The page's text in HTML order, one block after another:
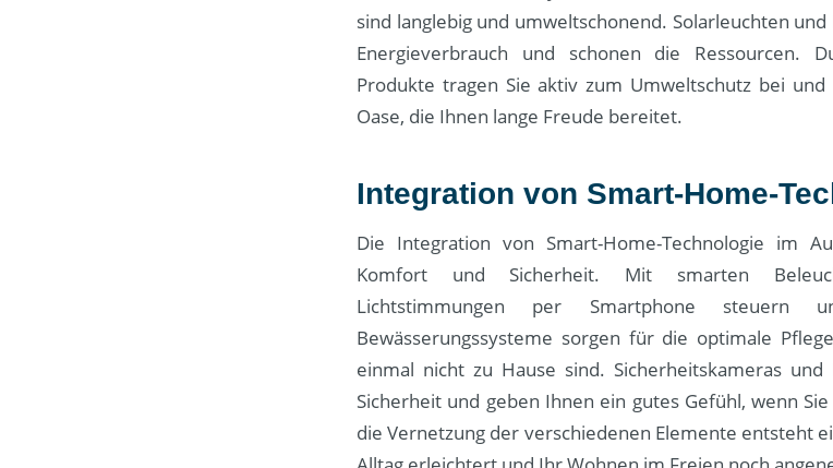
sind langlebig und umweltschonend. Solarleuchten
Energieverbrauch und schonen die Ressourcen.
Produkte tragen Sie aktiv zum Umweltschutz bei
Oase, die Ihnen lange Freude bereitet.
Integration von Smart-Home-
Die Integration von Smart-Home-Technologie im
Komfort und Sicherheit. Mit smarten
Lichtstimmungen per Smartphone steuern
Bewässerungssysteme sorgen für die optimale
einmal nicht zu Hause sind. Sicherheitskameras
Sicherheit und geben Ihnen ein gutes Gefühl, wenn
die Vernetzung der verschiedenen Elemente entsteht